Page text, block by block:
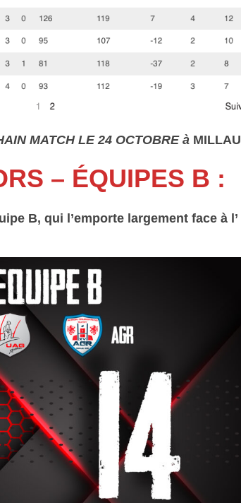
MATCH LE 24 OCTOBRE à MILLAU
– ÉQUIPES B :
B, qui l’emporte largement face à l’